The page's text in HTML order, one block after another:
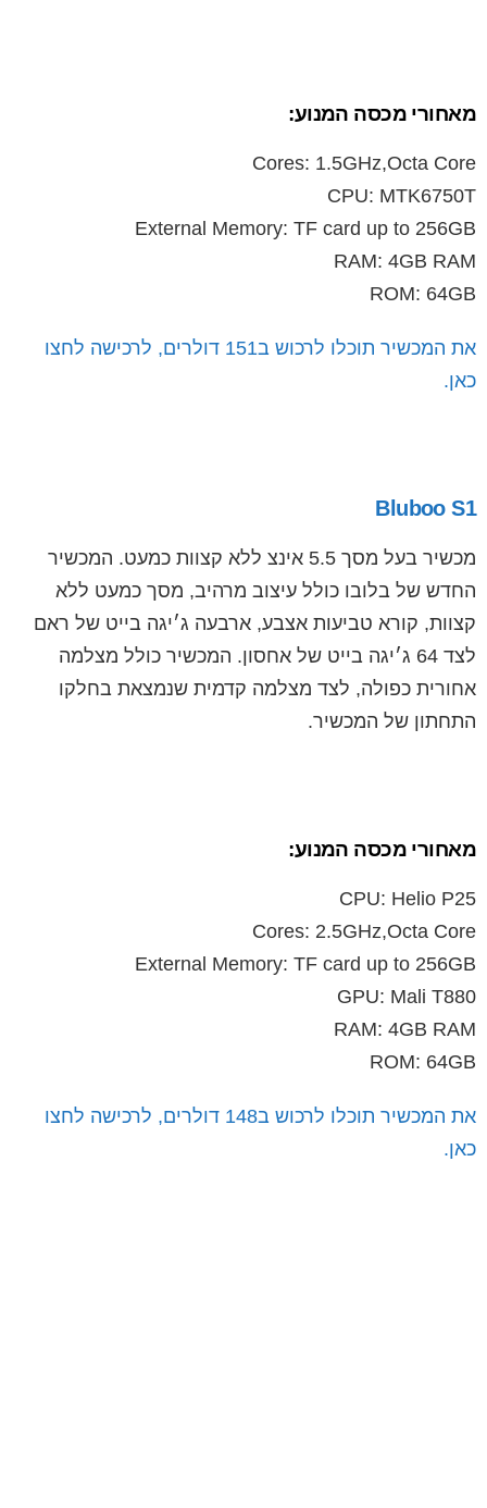
מאחורי מכסה המנוע:
Cores: 1.5GHz,Octa Core
CPU: MTK6750T
External Memory: TF card up to 256GB
RAM: 4GB RAM
ROM: 64GB
את המכשיר תוכלו לרכוש ב151 דולרים, לרכישה לחצו
כאן.
Bluboo S1
מכשיר בעל מסך 5.5 אינצ ללא קצוות כמעט. המכשיר
החדש של בלובו כולל עיצוב מרהיב, מסך כמעט ללא
קצוות, קורא טביעות אצבע, ארבעה ג׳יגה בייט של ראם
לצד 64 ג׳יגה בייט של אחסון. המכשיר כולל מצלמה
אחורית כפולה, לצד מצלמה קדמית שנמצאת בחלקו
התחתון של המכשיר.
מאחורי מכסה המנוע:
CPU: Helio P25
Cores: 2.5GHz,Octa Core
External Memory: TF card up to 256GB
GPU: Mali T880
RAM: 4GB RAM
ROM: 64GB
את המכשיר תוכלו לרכוש ב148 דולרים, לרכישה לחצו
כאן.